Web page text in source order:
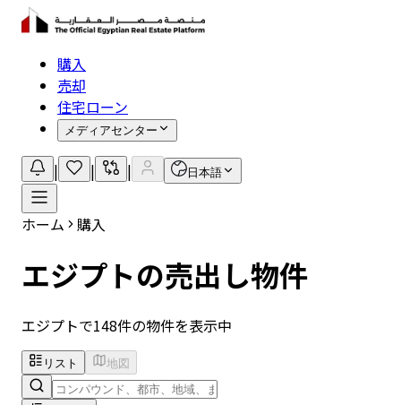
購入
売却
住宅ローン
メディアセンター
| | | 日本語
ホーム 購入
エジプトの売出し物件
エジプトで148件の物件を表示中
リスト 地図